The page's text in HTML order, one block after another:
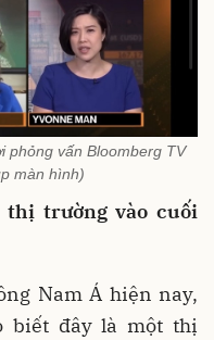
phỏng vấn Bloomberg TV
màn hình)
thị trườngvào cuối
Nam Á hiện nay,
biết đây là một thị